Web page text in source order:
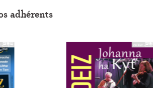
adhérents